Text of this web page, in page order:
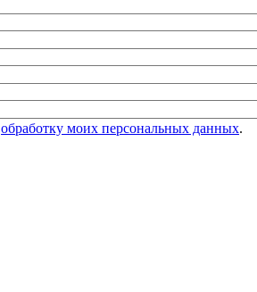
обработку моих персональных данных.